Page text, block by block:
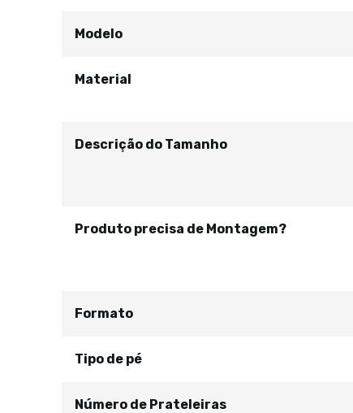
Modelo
Material
Descrição do Tamanho
Produto precisa de Montagem?
Formato
Tipo de pé
Número de Prateleiras